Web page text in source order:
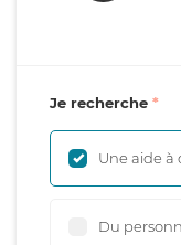
Je recherche
Une aide à
Du